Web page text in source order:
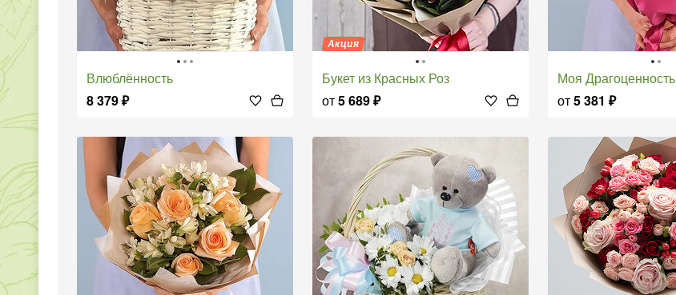
Влюблённость
8 379₽
Акция
Букет из Красных Роз
от5 689₽
Моя Драгоценность
от5 381 ₽